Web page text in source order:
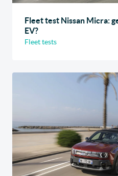
Fleet test Nissan Micra:
EV?
Fleet tests